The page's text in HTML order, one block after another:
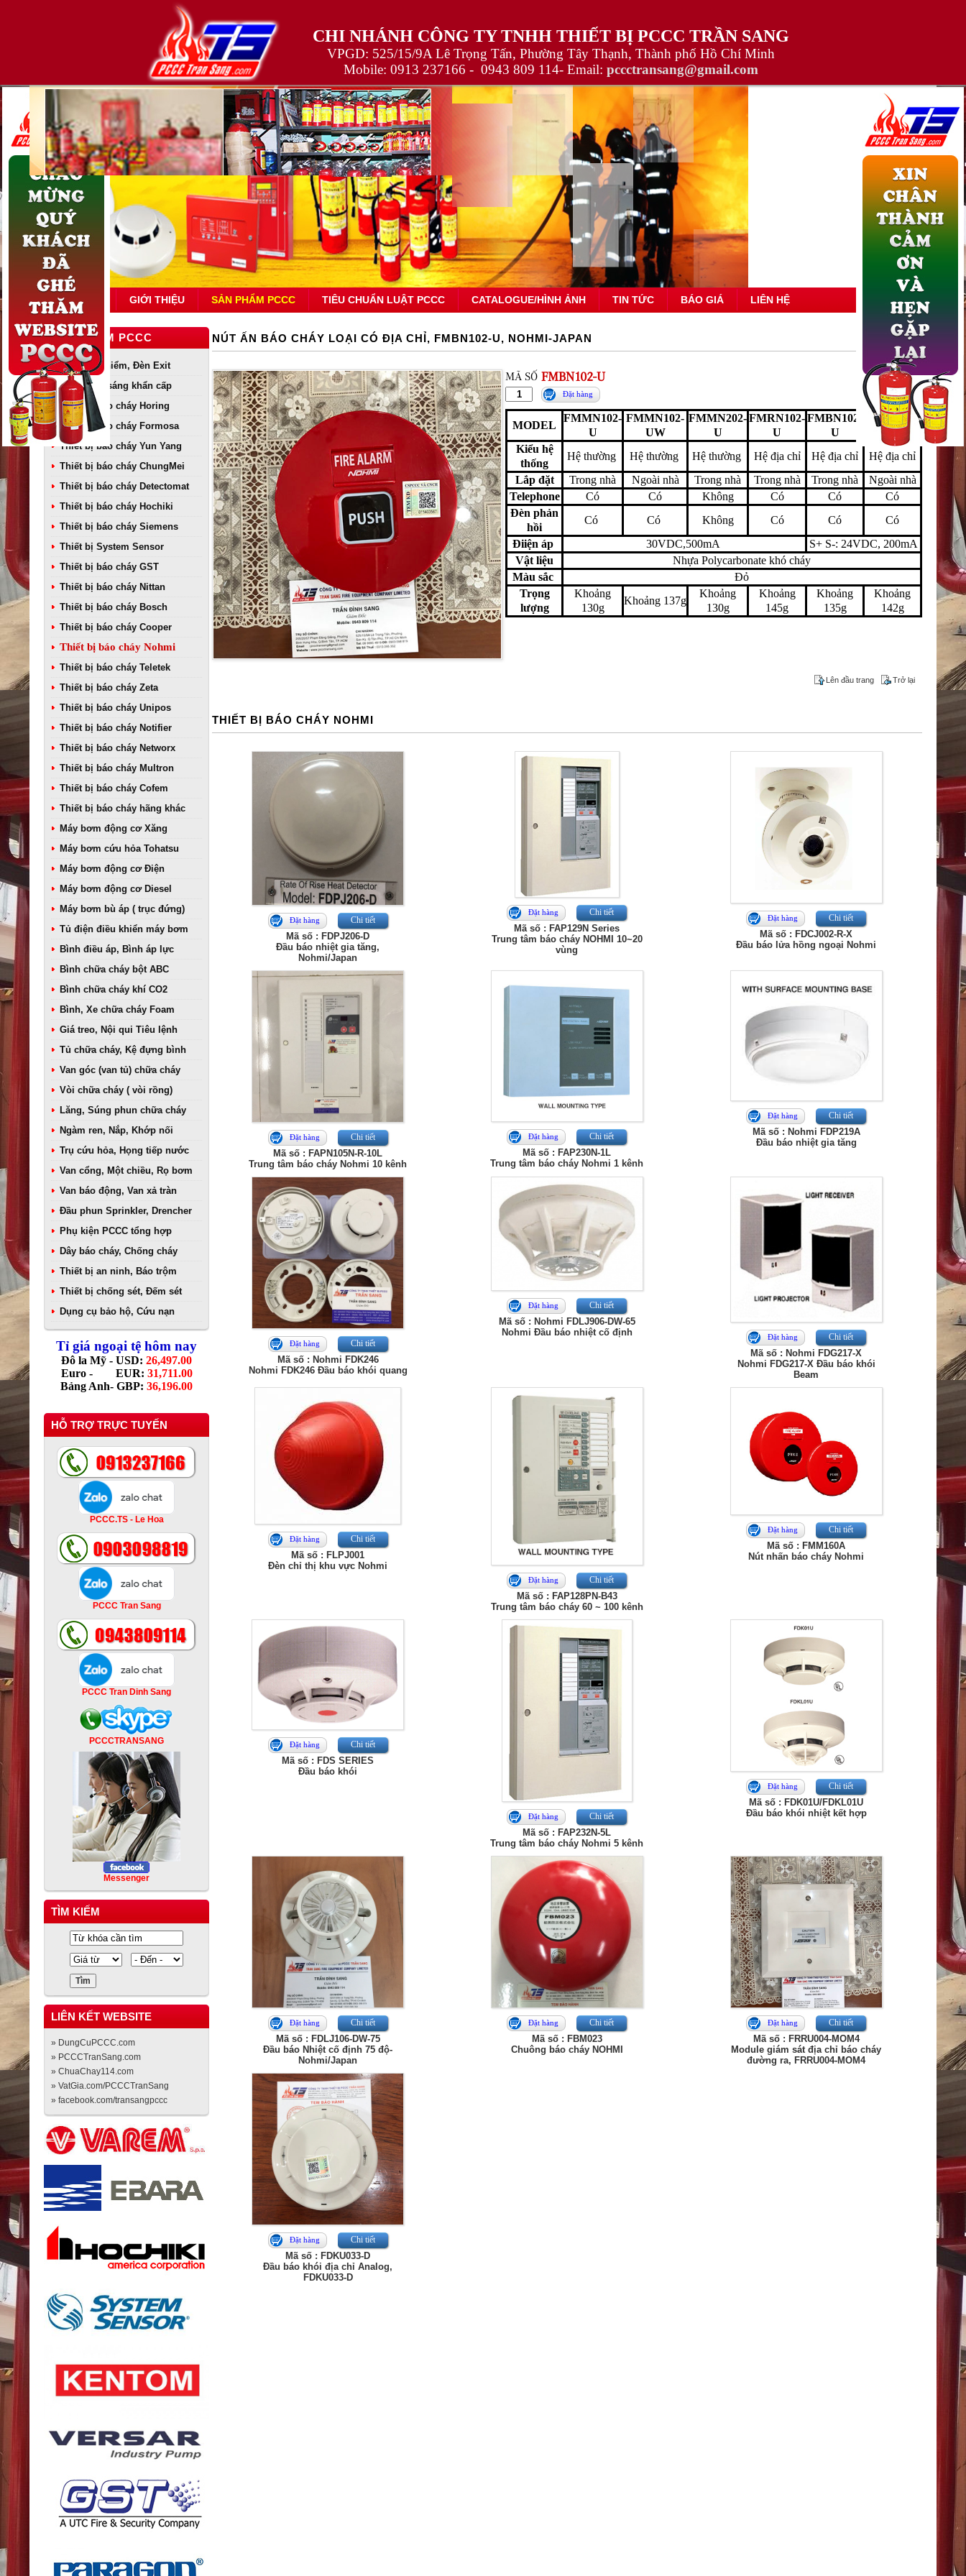
CHI NHÁNH CÔNG TY TNHH THIẾT BỊ PCCC TRẦN SANG
VPGD: 525/15/9A Lê Trọng Tấn, Phường Tây Thạnh, Thành phố Hồ Chí Minh
Mobile: 0913 237166 - 0943 809 114- Email: pccctransang@gmail.com
TRANG CHỦ GIỚI THIỆU SẢN PHẨM PCCC TIÊU CHUẨN LUẬT PCCC CATALOGUE/HÌNH ẢNH TIN TỨC BÁO GIÁ LIÊN HỆ
SẢN PHẨM PCCC
Đèn thoát hiểm, Đèn Exit
Đèn chiếu sáng khẩn cấp
Thiết bị báo cháy Horing
Thiết bị báo cháy Formosa
Thiết bị báo cháy Yun Yang
Thiết bị báo cháy ChungMei
Thiết bị báo cháy Detectomat
Thiết bị báo cháy Hochiki
Thiết bị báo cháy Siemens
Thiết bị System Sensor
Thiết bị báo cháy GST
Thiết bị báo cháy Nittan
Thiết bị báo cháy Bosch
Thiết bị báo cháy Cooper
Thiết bị báo cháy Nohmi
Thiết bị báo cháy Teletek
Thiết bị báo cháy Zeta
Thiết bị báo cháy Unipos
Thiết bị báo cháy Notifier
Thiết bị báo cháy Networx
Thiết bị báo cháy Multron
Thiết bị báo cháy Cofem
Thiết bị báo cháy hãng khác
Máy bơm động cơ Xăng
Máy bơm cứu hỏa Tohatsu
Máy bơm động cơ Điện
Máy bơm động cơ Diesel
Máy bơm bù áp ( trục đứng)
Tủ điện điều khiển máy bơm
Bình điều áp, Bình áp lực
Bình chữa cháy bột ABC
Bình chữa cháy khí CO2
Bình, Xe chữa cháy Foam
Giá treo, Nội qui Tiêu lệnh
Tủ chữa cháy, Kệ đựng bình
Van góc (van tủ) chữa cháy
Vòi chữa cháy ( vòi rồng)
Lăng, Súng phun chữa cháy
Ngàm ren, Nắp, Khớp nối
Trụ cứu hỏa, Họng tiếp nước
Van cổng, Một chiều, Rọ bơm
Van báo động, Van xả tràn
Đầu phun Sprinkler, Drencher
Phụ kiện PCCC tổng hợp
Dây báo cháy, Chống cháy
Thiết bị an ninh, Báo trộm
Thiết bị chống sét, Đếm sét
Dụng cụ bảo hộ, Cứu nạn
Tỉ giá ngoại tệ hôm nay
Đô la Mỹ - USD: 26,497.00
Euro - EUR: 31,711.00
Bảng Anh- GBP: 36,196.00
HỖ TRỢ TRỰC TUYẾN
PCCC.TS - Le Hoa
PCCC Tran Sang
PCCC Tran Dinh Sang
PCCCTRANSANG
Messenger
TÌM KIẾM
LIÊN KẾT WEBSITE
» DungCuPCCC.com
» PCCCTranSang.com
» ChuaChay114.com
» VatGia.com/PCCCTranSang
» facebook.com/transangpccc
NÚT ẤN BÁO CHÁY LOẠI CÓ ĐỊA CHỈ, FMBN102-U, NOHMI-JAPAN
MÃ SỐ FMBN102-U
Đặt hàng
MODEL
FMMN102-
U
FMMN102-
UW
FMMN202-
U
FMRN102-
U
FMBN102-
U
FMBN102-
UW
Kiểu hệ
thống
Hệ thường Hệ thường Hệ thường Hệ địa chỉ Hệ địa chỉ
Hệ địa chỉ
Lắp đặt
Trong nhà Ngoài nhà Trong nhà Trong nhà Trong nhà
Ngoài nhà
Telephone
Có Có Không Có Có
Có
Đèn phản
hồi
Có Có Không Có Có
Có
Điiện áp
30VDC,500mA
S+ S-: 24VDC, 200mA
Vật liệu
Nhựa Polycarbonate khó cháy
Màu sắc
Đỏ
Trọng
lượng
Khoảng
130g
Khoảng 137g
Khoảng
130g
Khoảng
145g
Khoảng
135g
Khoảng
142g
Lên đầu trang Trở lại
THIẾT BỊ BÁO CHÁY NOHMI
Đặt hàng Chi tiết
Mã số : FDPJ206-D
Đầu báo nhiệt gia tăng,
Nohmi/Japan
Đặt hàng Chi tiết
Mã số : FAP129N Series
Trung tâm báo cháy NOHMI 10~20
vùng
Đặt hàng Chi tiết
Mã số : FDCJ002-R-X
Đầu báo lửa hồng ngoại Nohmi
Đặt hàng Chi tiết
Mã số : FAPN105N-R-10L
Trung tâm báo cháy Nohmi 10 kênh
Đặt hàng Chi tiết
Mã số : FAP230N-1L
Trung tâm báo cháy Nohmi 1 kênh
Đặt hàng Chi tiết
Mã số : Nohmi FDP219A
Đầu báo nhiệt gia tăng
Đặt hàng Chi tiết
Mã số : Nohmi FDK246
Nohmi FDK246 Đầu báo khói quang
Đặt hàng Chi tiết
Mã số : Nohmi FDLJ906-DW-65
Nohmi Đầu báo nhiệt cố định
Đặt hàng Chi tiết
Mã số : Nohmi FDG217-X
Nohmi FDG217-X Đầu báo khói
Beam
Đặt hàng Chi tiết
Mã số : FLPJ001
Đèn chỉ thị khu vực Nohmi
Đặt hàng Chi tiết
Mã số : FAP128PN-B43
Trung tâm báo cháy 60 ~ 100 kênh
Đặt hàng Chi tiết
Mã số : FMM160A
Nút nhấn báo cháy Nohmi
Đặt hàng Chi tiết
Mã số : FDS SERIES
Đầu báo khói
Đặt hàng Chi tiết
Mã số : FAP232N-5L
Trung tâm báo cháy Nohmi 5 kênh
Đặt hàng Chi tiết
Mã số : FDK01U/FDKL01U
Đầu báo khói nhiệt kết hợp
Đặt hàng Chi tiết
Mã số : FDLJ106-DW-75
Đầu báo Nhiệt cố định 75 độ-
Nohmi/Japan
Đặt hàng Chi tiết
Mã số : FBM023
Chuông báo cháy NOHMI
Đặt hàng Chi tiết
Mã số : FRRU004-MOM4
Module giám sát địa chỉ báo cháy
đường ra, FRRU004-MOM4
Đặt hàng Chi tiết
Mã số : FDKU033-D
Đầu báo khói địa chỉ Analog,
FDKU033-D